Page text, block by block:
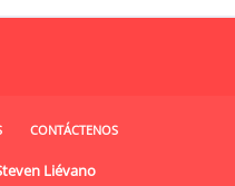
CONTÁCTENOS
Liévano